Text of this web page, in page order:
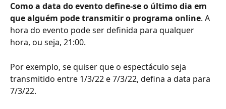
Como a data do evento define-se o último dia em
que alguém pode transmitir o programa online. A
hora do evento pode ser definida para qualquer
hora, ou seja, 21:00.
Por exemplo, se quiser que o espectáculo seja
transmitido entre 1/3/22 e 7/3/22, defina a data para
7/3/22.